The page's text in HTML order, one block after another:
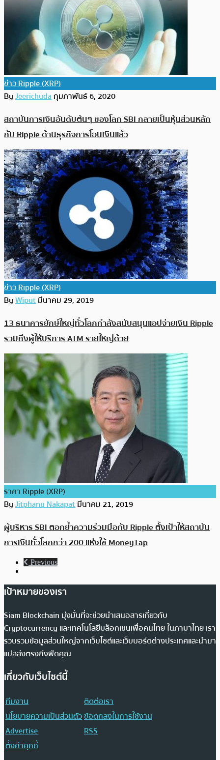
ข่าว Ripple (XRP)
ByJeerichudaกุมภาพันธ์ 6, 2020
สถาบันการเงินอันดับต้นๆ ของโลก SBI กลายเป็นหุ้นส่วนหลัก
กับ Ripple ด้านธุรกิจการโอนเงินแล้ว
ข่าว Ripple (XRP)
ByWiputมีนาคม 29, 2019
13 ธนาคารยักษ์ใหญ่ทั่วโลกกำลังสนับสนุนแอปจ่ายเงิน Ripple
รวมถึงผู้ให้บริการ ATM รายใหญ่ด้วย
ราคา Ripple (XRP)
ByJitphanu Nakapatมีนาคม 21, 2019
ผู้บริหาร SBI ตอกย้ำความร่วมมือกับ Ripple ตั้งเป้าให้สถาบัน
การเงินทั่วโลกกว่า 200 แห่งใช้ MoneyTap
Previous
เป้าหมายของเรา
Siam Blockchain มุ่งมั่นที่จะช่วยนำเสนอสารเกี่ยวกับ
Cryptocurrency และเทคโนโลยีบล็อกเชนเพื่อคนไทย ในภาษาไทย เรา
รวบรวมข้อมูลส่วนใหญ่จากเว็บไซต์และเว็บบอร์ดต่างประเทศและนำมา
แปลส่งตรงถึงฟีดคุณ
เกี่ยวกับเว็บไซต์นี้
ทีมงาน
ติดต่อเรา
นโยบายความเป็นส่วนตัวข้อตกลงในการใช้งาน
Advertise
RSS
ตั้งค่าคุกกี้